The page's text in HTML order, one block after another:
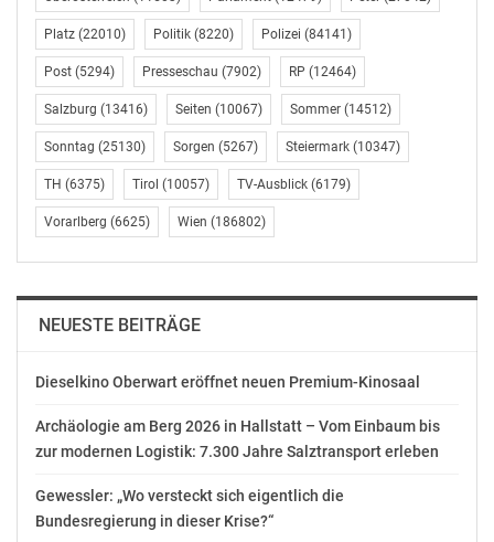
Videomagazin „kärnten.tv90“ mit den wichtigsten
Themen aus der Landesregierung in 90 Sekunden
zusammengefasst. Zudem kann man die App „News
aus Kärnten“ für Android-Betriebssysteme (Samsung,
etc.) und über IOS (Apple) gratis herunterladen. „Uns ist
es wichtig, die Bevölkerung über die verschiedensten
Medienkanäle mit wichtigen Informationen zu
versorgen“, erklärt Kurath, der auch auf das offizielle
Landesmagazin „kärnten.magazin“, das kommende
(Schluss)
Amt der Kärntner Landesregierung, Landespressedienst
www.ktn.gv.at
AUSSCHLIESSLICHER INHALTLICHER VERANTWORTUNG
DES AUSSENDERS. www.ots.at
Platz (22010) Politik (8220) Polizei (84141)
Post (5294) Presseschau (7902) RP (12464)
Salzburg (13416) Seiten (10067) Sommer (14512)
Sonntag (25130) Sorgen (5267) Steiermark (10347)
TH (6375) Tirol (10057) TV-Ausblick (6179)
Vorarlberg (6625) Wien (186802)
NEUESTE BEITRÄGE
Dieselkino Oberwart eröffnet neuen Premium-Kinosaal
Archäologie am Berg 2026 in Hallstatt – Vom Einbaum bis
zur modernen Logistik: 7.300 Jahre Salztransport erleben
Gewessler: „Wo versteckt sich eigentlich die
Bundesregierung in dieser Krise?“